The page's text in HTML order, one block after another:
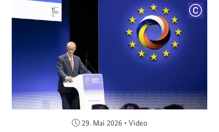
Veröffentlicht am:
29. Mai 2026 • Video